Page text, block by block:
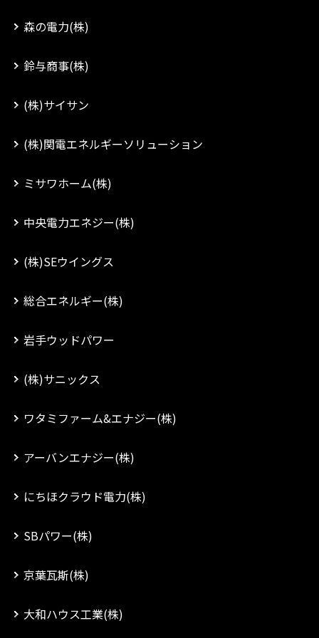
森の電力(株)
鈴与商事(株)
(株)サイサン
(株)関電エネルギーソリューション
ミサワホーム(株)
中央電力エネジー(株)
(株)SEウイングス
総合エネルギー(株)
岩手ウッドパワー
(株)サニックス
ワタミファーム&エナジー(株)
アーバンエナジー(株)
にちほクラウド電力(株)
SBパワー(株)
京葉瓦斯(株)
大和ハウス工業(株)